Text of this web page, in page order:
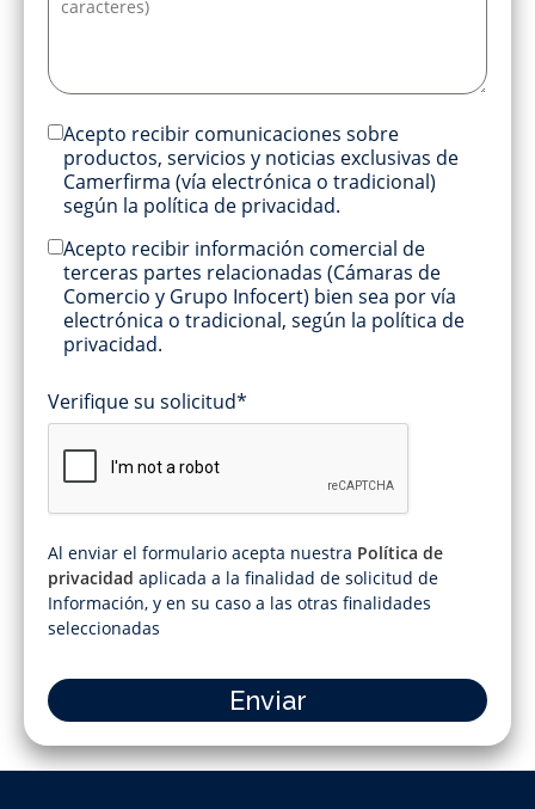
Acepto recibir comunicaciones sobre
productos, servicios y noticias exclusivas de
Camerfirma (vía electrónica o tradicional)
según la política de privacidad.
Acepto recibir información comercial de
terceras partes relacionadas (Cámaras de
Comercio y Grupo Infocert) bien sea por vía
electrónica o tradicional, según la política de
privacidad.
Verifique su solicitud*
Al enviar el formulario acepta nuestra Política de
privacidad aplicada a la finalidad de solicitud de
Información, y en su caso a las otras finalidades
seleccionadas
Enviar